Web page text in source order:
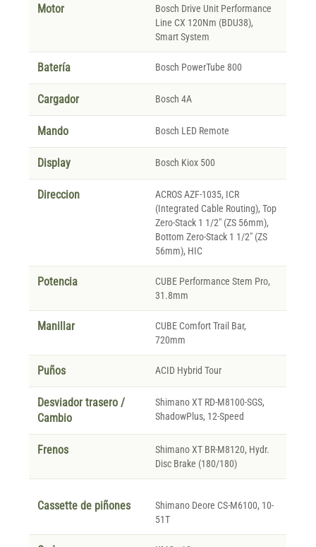
Motor
Bosch Drive Unit Performance
Line CX 120Nm (BDU38),
Smart System
Batería Bosch PowerTube 800
Cargador Bosch 4A
Mando Bosch LED Remote
Display Bosch Kiox 500
Direccion
ACROS AZF-1035, ICR
(Integrated Cable Routing), Top
Zero-Stack 1 1/2" (ZS 56mm),
Bottom Zero-Stack 1 1/2" (ZS
56mm), HIC
Potencia
CUBE Performance Stem Pro,
31.8mm
Manillar
CUBE Comfort Trail Bar,
720mm
Puños ACID Hybrid Tour
Desviador trasero /
Cambio
Shimano XT RD-M8100-SGS,
ShadowPlus, 12-Speed
Frenos
Shimano XT BR-M8120, Hydr.
Disc Brake (180/180)
Cassette de piñones
Shimano Deore CS-M6100, 10-
51T